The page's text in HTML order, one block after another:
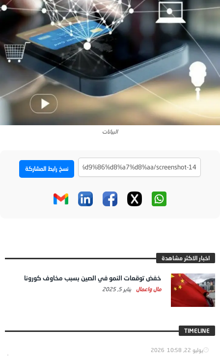
البيانات
نسخ رابط المشاركة
اخبار الاكثر مشاهدة
خفض توقعات النمو في الصين بسبب مخاوف كورونا
مال واعمال يناير 5, 2025
TIMELINE
يوليو 22, 2026 10:58